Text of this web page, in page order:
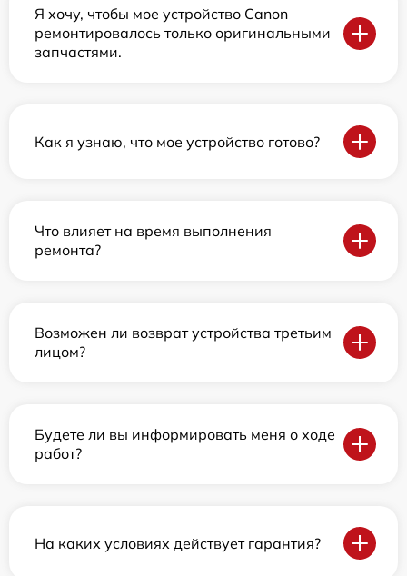
Я хочу, чтобы мое устройство Canon
ремонтировалось только оригинальными
запчастями.
Как я узнаю, что мое устройство готово?
Что влияет на время выполнения
ремонта?
Возможен ли возврат устройства третьим
лицом?
Будете ли вы информировать меня о ходе
работ?
На каких условиях действует гарантия?